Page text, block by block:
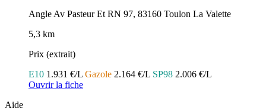
Angle Av Pasteur Et RN 97, 83160 Toulon La Valette
5,3 km
Prix (extrait)
E10 1.931 €/L Gazole 2.164 €/L SP98 2.006 €/L
Ouvrir la fiche
Aide